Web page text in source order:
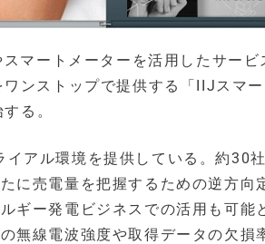
マートメーターを活用したサービ
ンストップで提供する「IIJスマー
る。
アル環境を提供している。約30社
に売電量を把握するための逆方向
ギー発電ビジネスでの活用も可能
無線電波強度や取得データの欠損